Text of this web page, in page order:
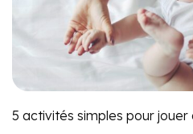
5 activités simples pour